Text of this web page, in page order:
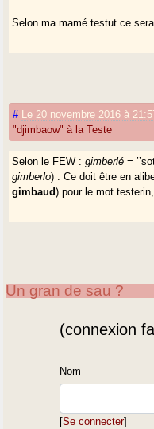
Selon ma mamé testut ce
# Le 20 novembre 2016 à
"djimbaow" à la Teste
Selon le FEW :gimberlé =
gimberlo) . Ce doit être en
gimbaud) pour le mot
Un gran de sau ?
(connexion
Nom
[Se connecter]